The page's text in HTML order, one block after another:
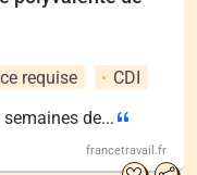
requise
CDI
de...
francetravail.fr